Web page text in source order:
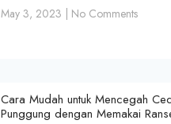
May 3, 2023 No Comments
Cara Mudah untuk Mencegah
Punggung dengan Memakai